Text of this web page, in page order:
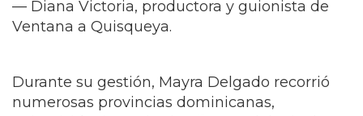
grandeza del país con una narrativa cercana,
humana y profundamente dominicana.
Representar a la República Dominicana
desde Ventana a Quisqueya ha sido uno de